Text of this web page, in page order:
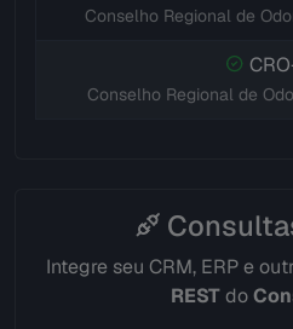
Conselho Regional de
Conselho Regional de
Integre seu CRM, ERP e
RESTdo